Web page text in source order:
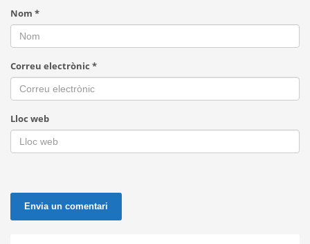
Nom *
Correu electrònic *
Lloc web